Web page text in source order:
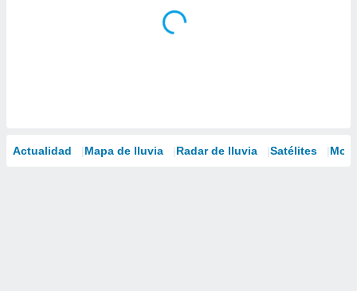
Actualidad Mapa de lluvia Radar de lluvia Satélites